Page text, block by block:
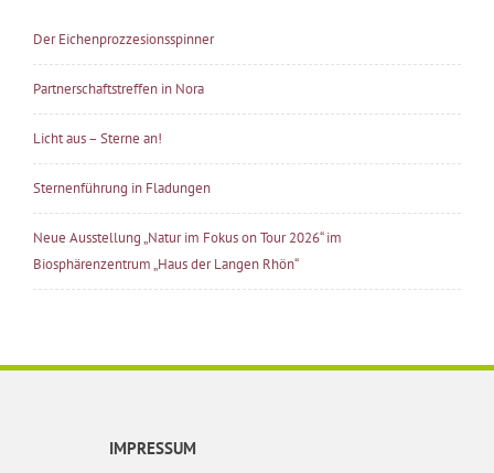
Der Eichenprozzesionsspinner
Partnerschaftstreffen in Nora
Licht aus – Sterne an!
Sternenführung in Fladungen
Neue Ausstellung „Natur im Fokus on Tour 2026“ im
Biosphärenzentrum „Haus der Langen Rhön“
IMPRESSUM